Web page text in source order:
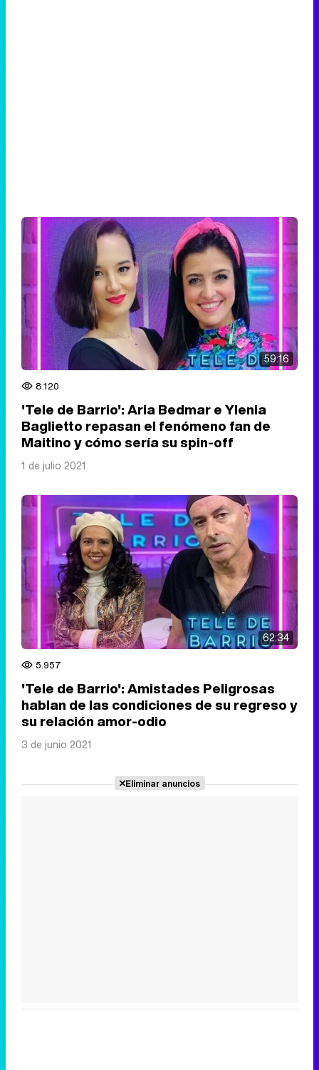
59:16
8.120
'Tele de Barrio': Aria Bedmar e Ylenia
Baglietto repasan el fenómeno fan de
Maitino y cómo sería su spin-off
1 de julio 2021
62:34
5.957
'Tele de Barrio': Amistades Peligrosas
hablan de las condiciones de su regreso y
su relación amor-odio
3 de junio 2021
Eliminar anuncios